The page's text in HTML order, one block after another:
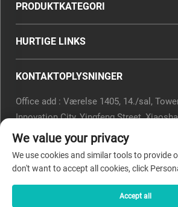
PRODUKTKATEGORI
HURTIGE LINKS
KONTAKTOPLYSNINGER
Office add : Værelse 1405, 14./sal,
Innovation City, Yingfeng Street,
Hangzhou, Zhejiang-provinsen, Kina.
[email protected]
Telefon:0571-82266375
We value your privacy
We use cookies and similar tools to provide
don't want to accept all cookies, click
Accept all